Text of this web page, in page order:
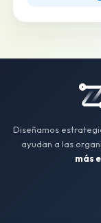
Diseñamos
ayudan a las
más